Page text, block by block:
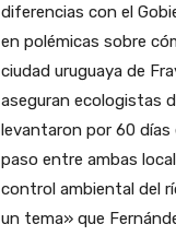
diferencias con el
en polémicas sobre
ciudad uruguaya de
aseguran ecologistas
levantaron por 60 días
paso entre ambas
control ambiental del
un tema» que